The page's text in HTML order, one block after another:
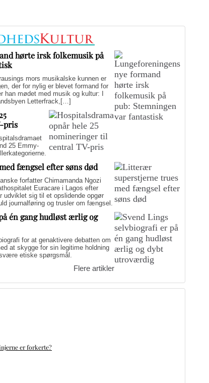
hørte irsk folkemusik på
mors musikalske kunnen er
der for nylig er blevet formand for
han mødet med musik og kultur: I
Letterfrack,[…]
pris
25 Emmy-
fængsel efter søns død
forfatter Chimamanda Ngozi
Euracare i Lagos efter
udviklet sig til et opslidende opgør
journalføring og trusler om fængsel.
én gang hudløst ærlig og
for at genaktivere debatten om
at skygge for sin legitime holdning
etiske spørgsmål.
Flere artikler
er forkerte?